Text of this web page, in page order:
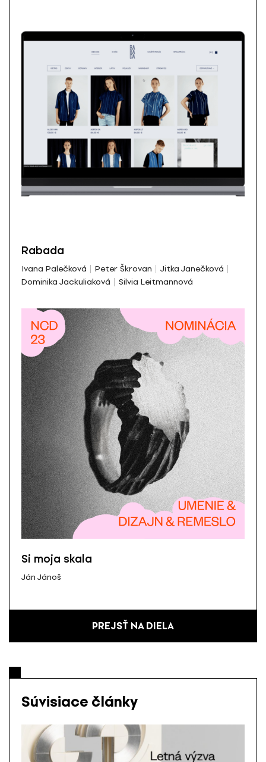
Rabada
Ivana Palečková Peter Škrovan
Jitka Janečková
Dominika Jackuliaková
Silvia Leitmannová
Si moja skala
Ján Jánoš
PREJSŤ NA DIELA
Súvisiace články